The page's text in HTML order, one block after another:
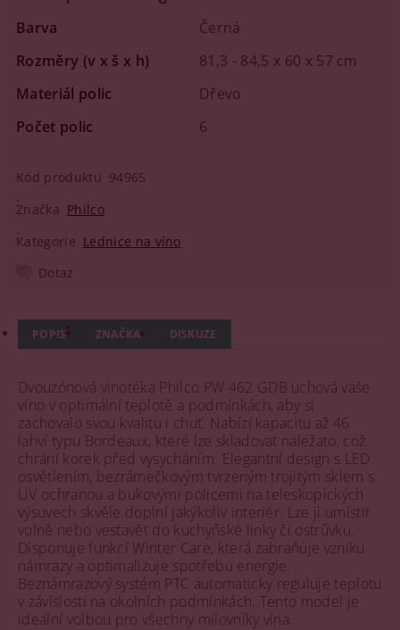
Barva
Černá
Rozměry (v x š x h)
81,3 - 84,5 x 60 x 57 cm
Materiál polic
Dřevo
Počet polic
6
Kód produktu 94965
Značka Philco
Kategorie Lednice na víno
Dotaz
POPIS ZNAČKA DISKUZE
Dvouzónová vinotéka Philco PW 462 GDB uchová vaše
víno v optimální teplotě a podmínkách, aby si
zachovalo svou kvalitu i chuť. Nabízí kapacitu až 46
lahví typu Bordeaux, které lze skladovat naležato, což
chrání korek před vysycháním. Elegantní design s LED
osvětlením, bezrámečkovým tvrzeným trojitým sklem s
UV ochranou a bukovými policemi na teleskopických
výsuvech skvěle doplní jakýkoliv interiér. Lze ji umístit
volně nebo vestavět do kuchyňské linky či ostrůvku.
Disponuje funkcí Winter Care, která zabraňuje vzniku
námrazy a optimalizuje spotřebu energie.
Beznámrazový systém PTC automaticky reguluje teplotu
v závislosti na okolních podmínkách. Tento model je
ideální volbou pro všechny milovníky vína.